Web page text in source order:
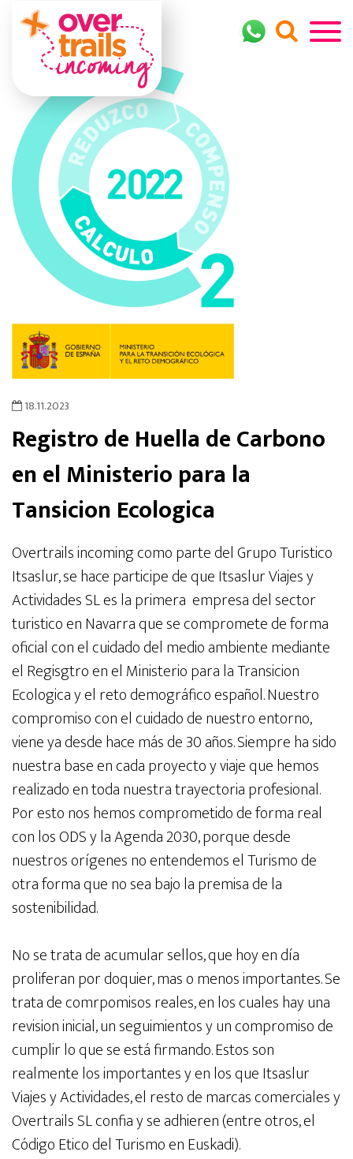
18.11.2023
Registro de Huella de Carbono
en el Ministerio para la
Tansicion Ecologica
Overtrails incoming como parte del Grupo Turistico
Itsaslur, se hace participe de que Itsaslur Viajes y
Actividades SL es la primera empresa del sector
turistico en Navarra que se compromete de forma
oficial con el cuidado del medio ambiente mediante
el Regisgtro en el Ministerio para la Transicion
Ecologica y el reto demográfico español. Nuestro
compromiso con el cuidado de nuestro entorno,
viene ya desde hace más de 30 años. Siempre ha sido
nuestra base en cada proyecto y viaje que hemos
realizado en toda nuestra trayectoria profesional.
Por esto nos hemos comprometido de forma real
con los ODS y la Agenda 2030, porque desde
nuestros orígenes no entendemos el Turismo de
otra forma que no sea bajo la premisa de la
sostenibilidad.
No se trata de acumular sellos, que hoy en día
proliferan por doquier, mas o menos importantes. Se
trata de comrpomisos reales, en los cuales hay una
revision inicial, un seguimientos y un compromiso de
cumplir lo que se está firmando. Estos son
realmente los importantes y en los que Itsaslur
Viajes y Actividades, el resto de marcas comerciales y
Overtrails SL confia y se adhieren (entre otros, el
Código Etico del Turismo en Euskadi).